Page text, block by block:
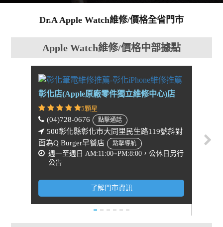
Dr.A Apple Watch維修/價格全省門市
Apple Watch維修/價格中部據點
彰化店(Apple原廠零件獨立維修中心)店
5顆星
(04)728-0676 點擊通話
500彰化縣彰化市大同里民生路119號斜對
面為Q Burger早餐店
點擊導航
週一至週日 AM:11:00~PM:8:00，公休日另行
公告
了解門市資訊
403